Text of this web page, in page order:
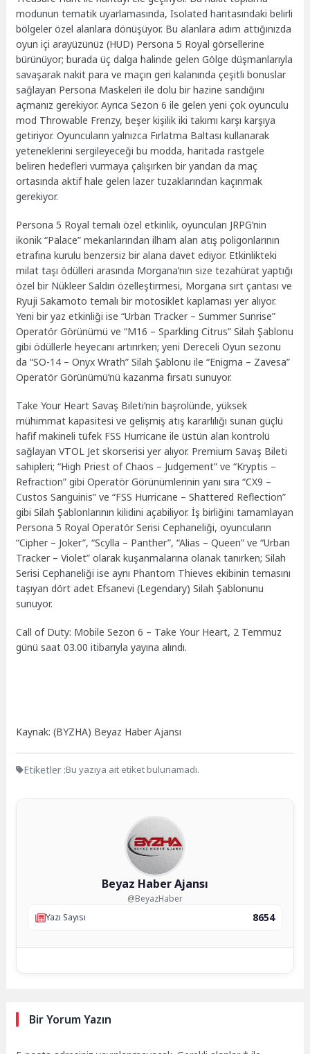
modunun tematik uyarlamasında, Isolated haritasındaki belirli
bölgeler özel alanlara dönüşüyor. Bu alanlara adım attığınızda
oyun içi arayüzünüz (HUD) Persona 5 Royal görsellerine
bürünüyor; burada üç dalga halinde gelen Gölge düşmanlarıyla
savaşarak nakit para ve maçın geri kalanında çeşitli bonuslar
sağlayan Persona Maskeleri ile dolu bir hazine sandığını
açmanız gerekiyor. Ayrıca Sezon 6 ile gelen yeni çok oyunculu
mod Throwable Frenzy, beşer kişilik iki takımı karşı karşıya
getiriyor. Oyuncuların yalnızca Fırlatma Baltası kullanarak
yeteneklerini sergileyeceği bu modda, haritada rastgele
beliren hedefleri vurmaya çalışırken bir yandan da maç
ortasında aktif hale gelen lazer tuzaklarından kaçınmak
gerekiyor.
Persona 5 Royal temalı özel etkinlik, oyuncuları JRPG’nin
ikonik “Palace” mekanlarından ilham alan atış poligonlarının
etrafına kurulu benzersiz bir alana davet ediyor. Etkinlikteki
milat taşı ödülleri arasında Morgana’nın size tezahürat yaptığı
özel bir Nükleer Saldırı özelleştirmesi, Morgana sırt çantası ve
Ryuji Sakamoto temalı bir motosiklet kaplaması yer alıyor.
Yeni bir yaz etkinliği ise “Urban Tracker – Summer Sunrise”
Operatör Görünümü ve “M16 – Sparkling Citrus” Silah Şablonu
gibi ödüllerle heyecanı artırırken; yeni Dereceli Oyun sezonu
da “SO-14 – Onyx Wrath” Silah Şablonu ile “Enigma – Zavesa”
Operatör Görünümü’nü kazanma fırsatı sunuyor.
Take Your Heart Savaş Bileti’nin başrolünde, yüksek
mühimmat kapasitesi ve gelişmiş atış kararlılığı sunan güçlü
hafif makineli tüfek FSS Hurricane ile üstün alan kontrolü
sağlayan VTOL Jet skorserisi yer alıyor. Premium Savaş Bileti
sahipleri; “High Priest of Chaos – Judgement” ve “Kryptis –
Refraction” gibi Operatör Görünümlerinin yanı sıra “CX9 –
Custos Sanguinis” ve “FSS Hurricane – Shattered Reflection”
gibi Silah Şablonlarının kilidini açabiliyor. İş birliğini tamamlayan
Persona 5 Royal Operatör Serisi Cephaneliği, oyuncuların
“Cipher – Joker”, “Scylla – Panther”, “Alias – Queen” ve “Urban
Tracker – Violet” olarak kuşanmalarına olanak tanırken; Silah
Serisi Cephaneliği ise aynı Phantom Thieves ekibinin temasını
taşıyan dört adet Efsanevi (Legendary) Silah Şablonunu
sunuyor.
Call of Duty: Mobile Sezon 6 – Take Your Heart, 2 Temmuz
günü saat 03.00 itibarıyla yayına alındı.
Kaynak: (BYZHA) Beyaz Haber Ajansı
Etiketler :Bu yazıya ait etiket bulunamadı.
Beyaz Haber Ajansı
@BeyazHaber
Yazı Sayısı
8654
Bir Yorum Yazın